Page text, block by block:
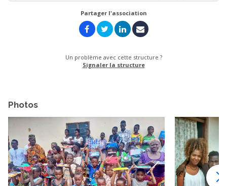
Partager l'association
Un problème avec cette structure ?
Signaler la structure
Photos